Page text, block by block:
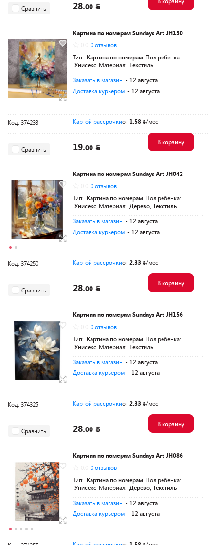
Сравнить 28.00
Картина по номерам Sundays Art JH130
0 отзывов
Тип: Картина по номерам Пол ребенка:
Унисекс Материал: Текстиль
Заказать в магазин - 12 августа
Доставка курьером - 12 августа
Код: 374233 Картой рассрочкиот 1,58 /мес
Сравнить 19.00
В корзину
Картина по номерам Sundays Art JH042
0 отзывов
Тип: Картина по номерам Пол ребенка:
Унисекс Материал: Дерево, Текстиль
Заказать в магазин - 12 августа
Доставка курьером - 12 августа
Код: 374250 Картой рассрочкиот2,33 /мес
Сравнить 28.00
В корзину
Картина по номерам Sundays Art JH156
0 отзывов
Тип: Картина по номерам Пол ребенка:
Унисекс Материал: Текстиль
Заказать в магазин - 12 августа
Доставка курьером - 12 августа
Код: 374325 Картой рассрочкиот2,33 /мес
Сравнить 28.00
В корзину
Картина по номерам Sundays Art JH086
0 отзывов
Тип: Картина по номерам Пол ребенка:
Унисекс Материал: Дерево, Текстиль
Заказать в магазин - 12 августа
Доставка курьером - 12 августа